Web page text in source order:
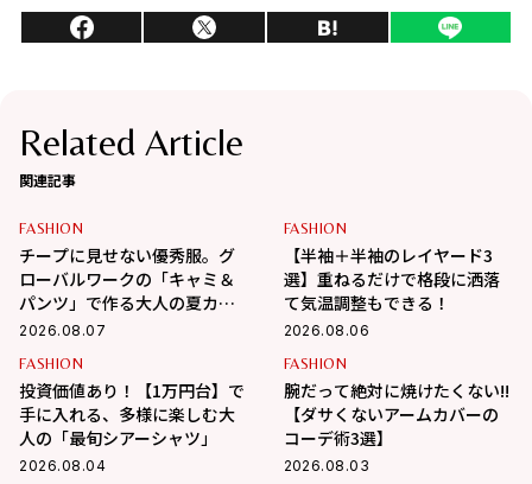
Related Article
関連記事
FASHION
チープに見せない優秀服。グ
ローバルワークの「キャミ＆
パンツ」で作る大人の夏カジ
ュアル
2026.08.07
FASHION
【半袖＋半袖のレイヤード3
選】重ねるだけで格段に洒落
て気温調整もできる！
2026.08.06
FASHION
投資価値あり！【1万円台】で
手に入れる、多様に楽しむ大
人の「最旬シアーシャツ」
2026.08.04
FASHION
腕だって絶対に焼けたくない!!
【ダサくないアームカバーの
コーデ術3選】
2026.08.03